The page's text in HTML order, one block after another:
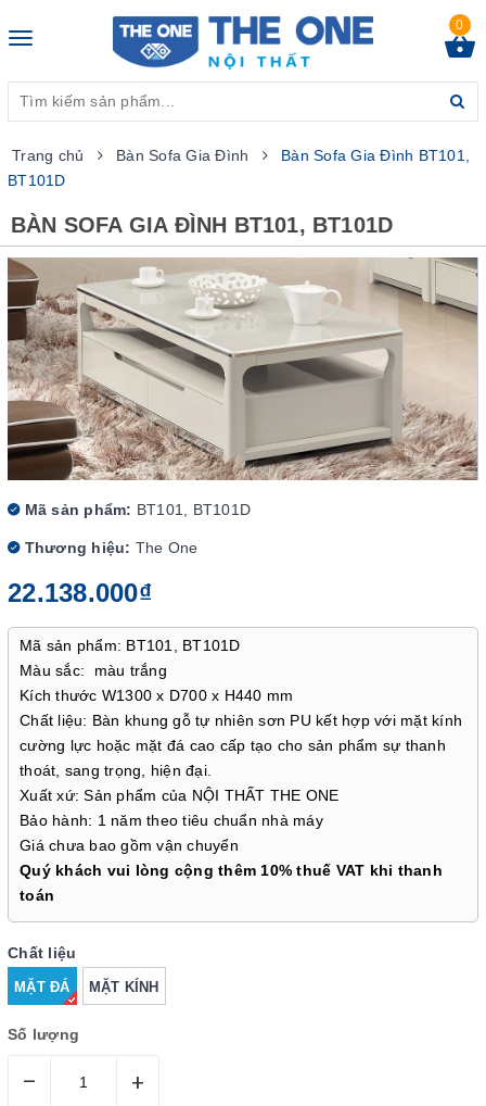
Toggle
0
Trang chủ Bàn Sofa Gia Đình
Bàn Sofa Gia Đình BT101,
BT101D
BÀN SOFA GIA ĐÌNH BT101, BT101D
Mã sản phẩm: BT101, BT101D
Thương hiệu: The One
22.138.000₫
Mã sản phẩm: BT101, BT101D
Màu sắc: màu trắng
Kích thước W1300 x D700 x H440 mm
Chất liệu: Bàn khung gỗ tự nhiên sơn PU kết hợp với mặt kính
cường lực hoặc mặt đá cao cấp tạo cho sản phẩm sự thanh
thoát, sang trọng, hiện đại.
Xuất xứ: Sản phẩm của NỘI THẤT THE ONE
Bảo hành: 1 năm theo tiêu chuẩn nhà máy
Giá chưa bao gồm vận chuyển
Quý khách vui lòng cộng thêm 10% thuế VAT khi thanh
toán
Chất liệu
MẶT ĐÁ MẶT KÍNH
Số lượng
– +